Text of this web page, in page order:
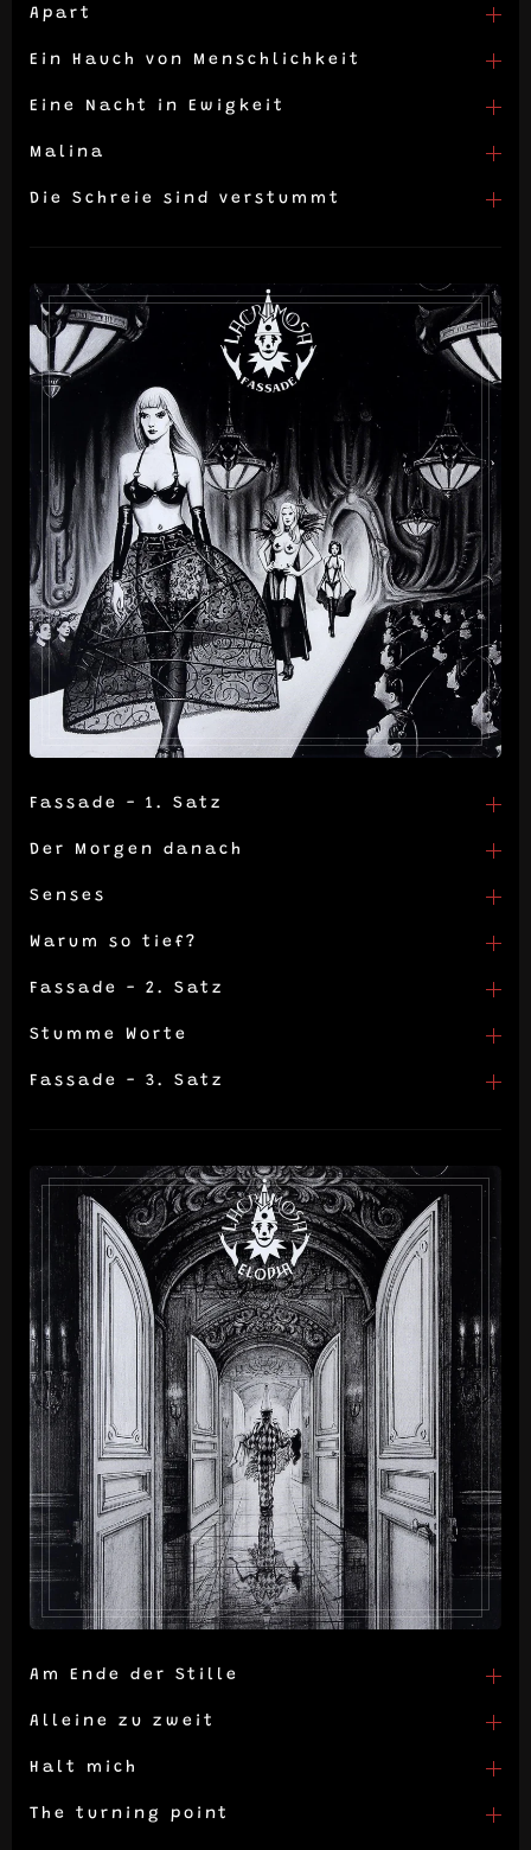
Apart
Ein Hauch von Menschlichkeit
Eine Nacht in Ewigkeit
Malina
Die Schreie sind verstummt
Fassade - 1. Satz
Der Morgen danach
Senses
Warum so tief?
Fassade - 2. Satz
Stumme Worte
Fassade - 3. Satz
Am Ende der Stille
Alleine zu zweit
Halt mich
The turning point